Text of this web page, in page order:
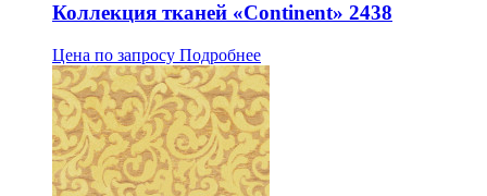
Коллекция тканей «Continent» 2438
Цена по запросу Подробнее